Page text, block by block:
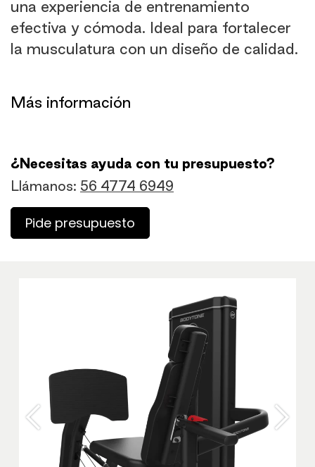
una experiencia de entrenamiento
efectiva y cómoda. Ideal para fortalecer
la musculatura con un diseño de calidad.
​Más información
¿Necesitas ayuda con tu presupuesto?
Llámanos: 56 4774 6949
Pide presupuesto
Anterior